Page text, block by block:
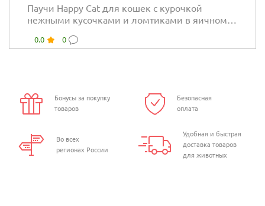
Паучи Happy Cat для кошек с курочкой
нежными кусочками и ломтиками в яичном
0.0 0
Бонусы за покупку
товаров
Безопасная
оплата
Во всех
регионах России
Удобная и быстрая
доставка товаров
для животных